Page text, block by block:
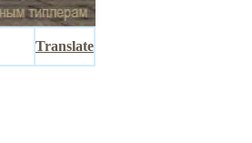
Translate